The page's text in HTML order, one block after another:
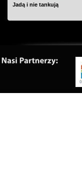
Jadą i nie tankują